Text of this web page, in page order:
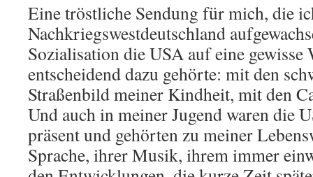
Eine tröstliche Sendung für mich, die
Nachkriegswestdeutschland
Sozialisation die USA auf eine gewisse
entscheidend dazu gehörte: mit den
Straßenbild meiner Kindheit, mit den
Und auch in meiner Jugend waren die
präsent und gehörten zu meiner
Sprache, ihrer Musik, ihrem immer